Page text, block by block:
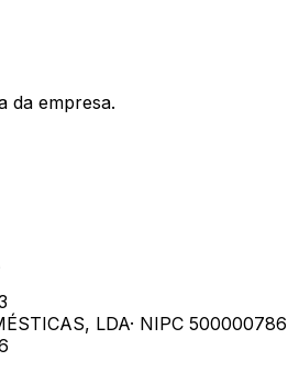
da empresa.
LDA· NIPC 500000786